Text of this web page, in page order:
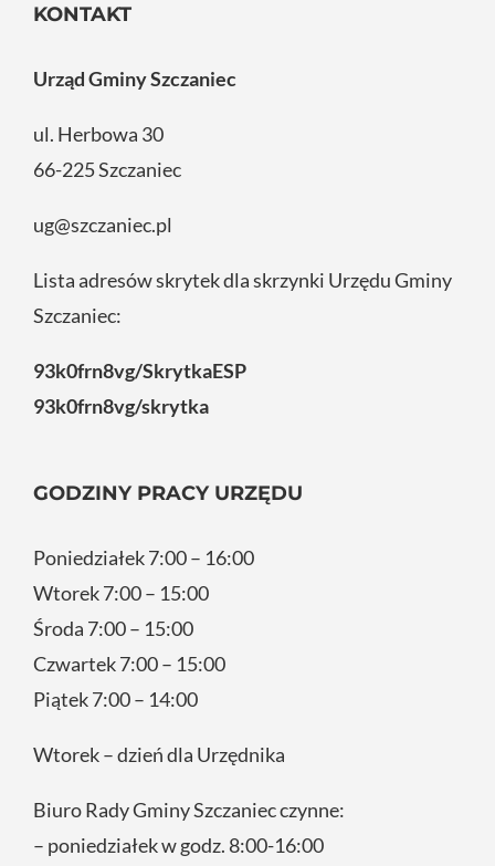
KONTAKT
Urząd Gminy Szczaniec
ul. Herbowa 30
66-225 Szczaniec
ug@szczaniec.pl
Lista adresów skrytek dla skrzynki Urzędu Gminy
Szczaniec:
93k0frn8vg/SkrytkaESP
93k0frn8vg/skrytka
GODZINY PRACY URZĘDU
Poniedziałek 7:00 – 16:00
Wtorek 7:00 – 15:00
Środa 7:00 – 15:00
Czwartek 7:00 – 15:00
Piątek 7:00 – 14:00
Wtorek – dzień dla Urzędnika
Biuro Rady Gminy Szczaniec czynne:
– poniedziałek w godz. 8:00-16:00